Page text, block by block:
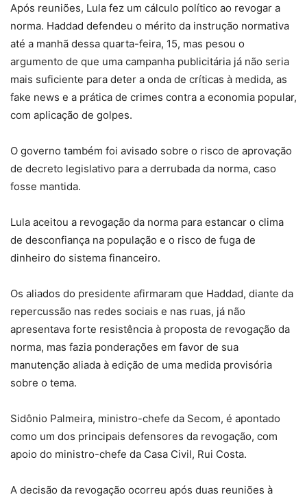
Após reuniões, Lula fez um cálculo político ao revogar a
norma. Haddad defendeu o mérito da instrução normativa
até a manhã dessa quarta-feira, 15, mas pesou o
argumento de que uma campanha publicitária já não seria
mais suficiente para deter a onda de críticas à medida, as
fake news e a prática de crimes contra a economia popular,
com aplicação de golpes.
O governo também foi avisado sobre o risco de aprovação
de decreto legislativo para a derrubada da norma, caso
fosse mantida.
Lula aceitou a revogação da norma para estancar o clima
de desconfiança na população e o risco de fuga de
dinheiro do sistema financeiro.
Os aliados do presidente afirmaram que Haddad, diante da
repercussão nas redes sociais e nas ruas, já não
apresentava forte resistência à proposta de revogação da
norma, mas fazia ponderações em favor de sua
manutenção aliada à edição de uma medida provisória
sobre o tema.
Sidônio Palmeira, ministro-chefe da Secom, é apontado
como um dos principais defensores da revogação, com
apoio do ministro-chefe da Casa Civil, Rui Costa.
A decisão da revogação ocorreu após duas reuniões à